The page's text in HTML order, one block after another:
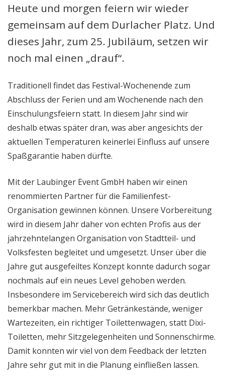
Heute und morgen feiern wir wieder
gemeinsam auf dem Durlacher Platz. Und
dieses Jahr, zum 25. Jubiläum, setzen wir
noch mal einen „drauf“.
Traditionell findet das Festival-Wochenende zum
Abschluss der Ferien und am Wochenende nach den
Einschulungsfeiern statt. In diesem Jahr sind wir
deshalb etwas später dran, was aber angesichts der
aktuellen Temperaturen keinerlei Einfluss auf unsere
Spaßgarantie haben dürfte.
Mit der Laubinger Event GmbH haben wir einen
renommierten Partner für die Familienfest-
Organisation gewinnen können. Unsere Vorbereitung
wird in diesem Jahr daher von echten Profis aus der
jahrzehntelangen Organisation von Stadtteil- und
Volksfesten begleitet und umgesetzt. Unser über die
Jahre gut ausgefeiltes Konzept konnte dadurch sogar
nochmals auf ein neues Level gehoben werden.
Insbesondere im Servicebereich wird sich das deutlich
bemerkbar machen. Mehr Getränkestände, weniger
Wartezeiten, ein richtiger Toilettenwagen, statt Dixi-
Toiletten, mehr Sitzgelegenheiten und Sonnenschirme.
Damit konnten wir viel von dem Feedback der letzten
Jahre sehr gut mit in die Planung einfließen lassen.